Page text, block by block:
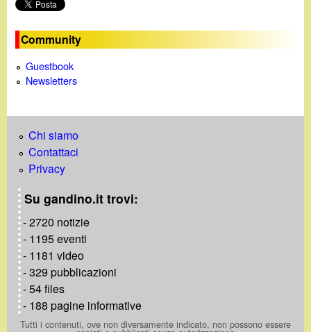
Community
Guestbook
Newsletters
Chi siamo
Contattaci
Privacy
Su gandino.it trovi:
- 2720 notizie
- 1195 eventi
- 1181 video
- 329 pubblicazioni
- 54 files
- 188 pagine informative
Tutti i contenuti, ove non diversamente indicato, non possono essere